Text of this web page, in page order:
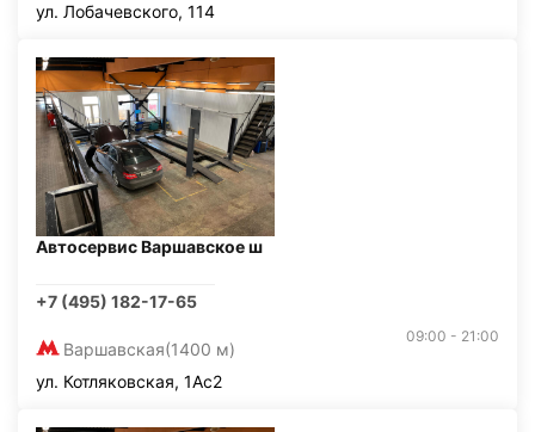
ул. Лобачевского, 114
Автосервис Варшавское ш
+7 (495) 182-17-65
Варшавская(1400 м)
09:00 - 21:00
ул. Котляковская, 1Ас2